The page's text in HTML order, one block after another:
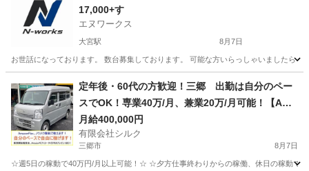
17,000+す
エヌワークス
大宮駅 8月7日
お世話になっております。 数台募集しております。 可能な方いらっしゃいましたら
さいたま市 大宮駅 ドライバー 業務
定年後・60代の方歓迎！三郷 出勤は自分のペー
スでOK！専業40万/月、兼業20万/月可能！【Ama
zon Flex】で稼ぎましょう！
月給400,000円
有限会社シルク
三郷市 8月7日
☆週5日の稼動で40万円/月以上可能！☆ ☆夕方仕事終わりからの稼働、休日の稼動で